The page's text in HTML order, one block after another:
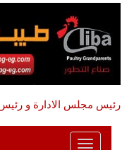
رئيس مجلس الادارة و
Toggle